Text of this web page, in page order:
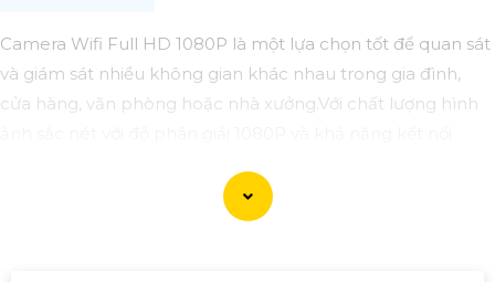
Camera Wifi Full HD 1080P là một lựa chọn tốt để quan sát
và giám sát nhiều không gian khác nhau trong gia đình,
cửa hàng, văn phòng hoặc nhà xưởng.Với chất lượng hình
xa thông qua ứng dụng trên điện thoại hoặc máy tính.